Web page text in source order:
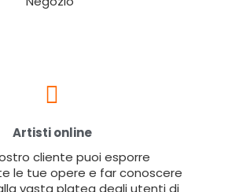
Artisti online
cliente puoi esporre
le tue opere e far conoscere
vasta platea degli utenti di